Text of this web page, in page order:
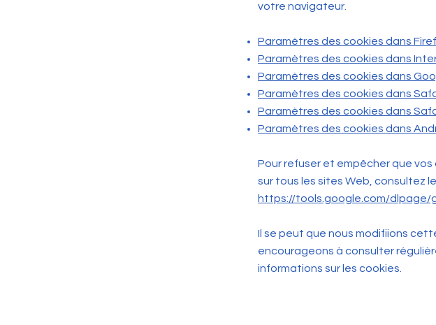
votre navigateur.
Paramètres des cookies dans
Paramètres des cookies dans
Paramètres des cookies dans
Paramètres des cookies dans
Paramètres des cookies dans
Paramètres des cookies dans
Pour refuser et empêcher que
sur tous les sites Web, consultez
https://tools.google.com/dlpage/
Il se peut que nous modifiions
encourageons à consulter
informations sur les cookies.